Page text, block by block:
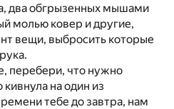
два обгрызенных мышами
молью ковер и другие,
вещи, выбросить которые
перебери, что нужно
на один из
тебе до завтра, нам